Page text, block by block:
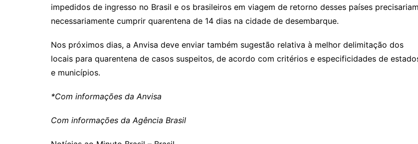
impedidos de ingresso no Brasil e os brasileiros em viagem de retorno desses países precisariam
necessariamente cumprir quarentena de 14 dias na cidade de desembarque.
Nos próximos dias, a Anvisa deve enviar também sugestão relativa à melhor delimitação dos
locais para quarentena de casos suspeitos, de acordo com critérios e especificidades de
e municípios.
*Com informações da Anvisa
Com informações da Agência Brasil